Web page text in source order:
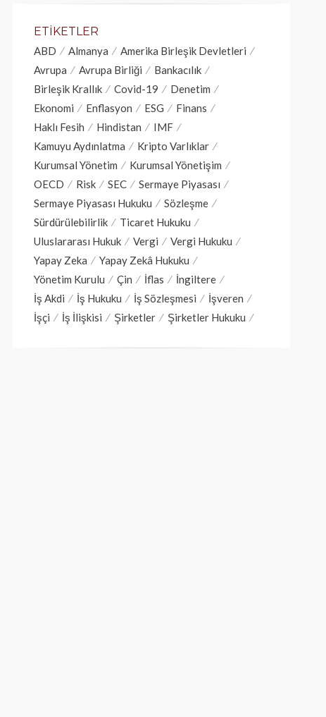
ETIKETLER
ABD Almanya
Amerika Birleşik Devletleri
Avrupa
Avrupa Birliği
Bankacılık
Birleşik Krallık
Covid-19
Denetim
Ekonomi
Enflasyon ESG
Finans
Haklı Fesih
Hindistan
IMF
Kamuyu Aydınlatma
Kripto Varlıklar
Kurumsal Yönetim
Kurumsal Yönetişim
OECD
Risk SEC
Sermaye Piyasası
Sermaye Piyasası Hukuku
Sözleşme
Sürdürülebilirlik
Ticaret Hukuku
Uluslararası Hukuk
Vergi
Vergi Hukuku
Yapay Zeka
Yapay Zekâ Hukuku
Yönetim Kurulu
Çin İflas
İngiltere
İş Akdi
İş Hukuku İş Sözleşmesi
İşveren
İşçi
İş İlişkisi Şirketler Şirketler Hukuku